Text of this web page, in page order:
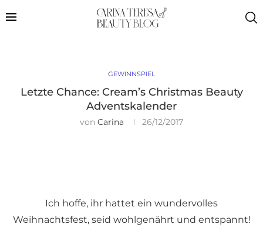
GEWINNSPIEL
Letzte Chance: Cream’s Christmas Beauty
Adventskalender
von Carina 26/12/2017
Ich hoffe, ihr hattet ein wundervolles
Weihnachtsfest, seid wohlgenährt und entspannt!